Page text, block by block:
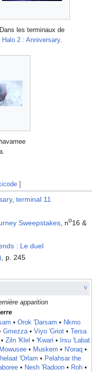
Dans les terminaux de
Halo 2 : Anniversary.
]
, terminal 11
Sweepstakes, no16 &
: Le duel
, p. 245
V
apparition
• Orok 'Darsam • Nkmo
Gmezza• Viyo 'Griot•
Tersa
• Ziln 'Klel • 'Kwari •
Irsu 'Labat
• Muskem • N'oraq •
'Orlam • Pelahsar the
• Nesh 'Radoon • Roh •